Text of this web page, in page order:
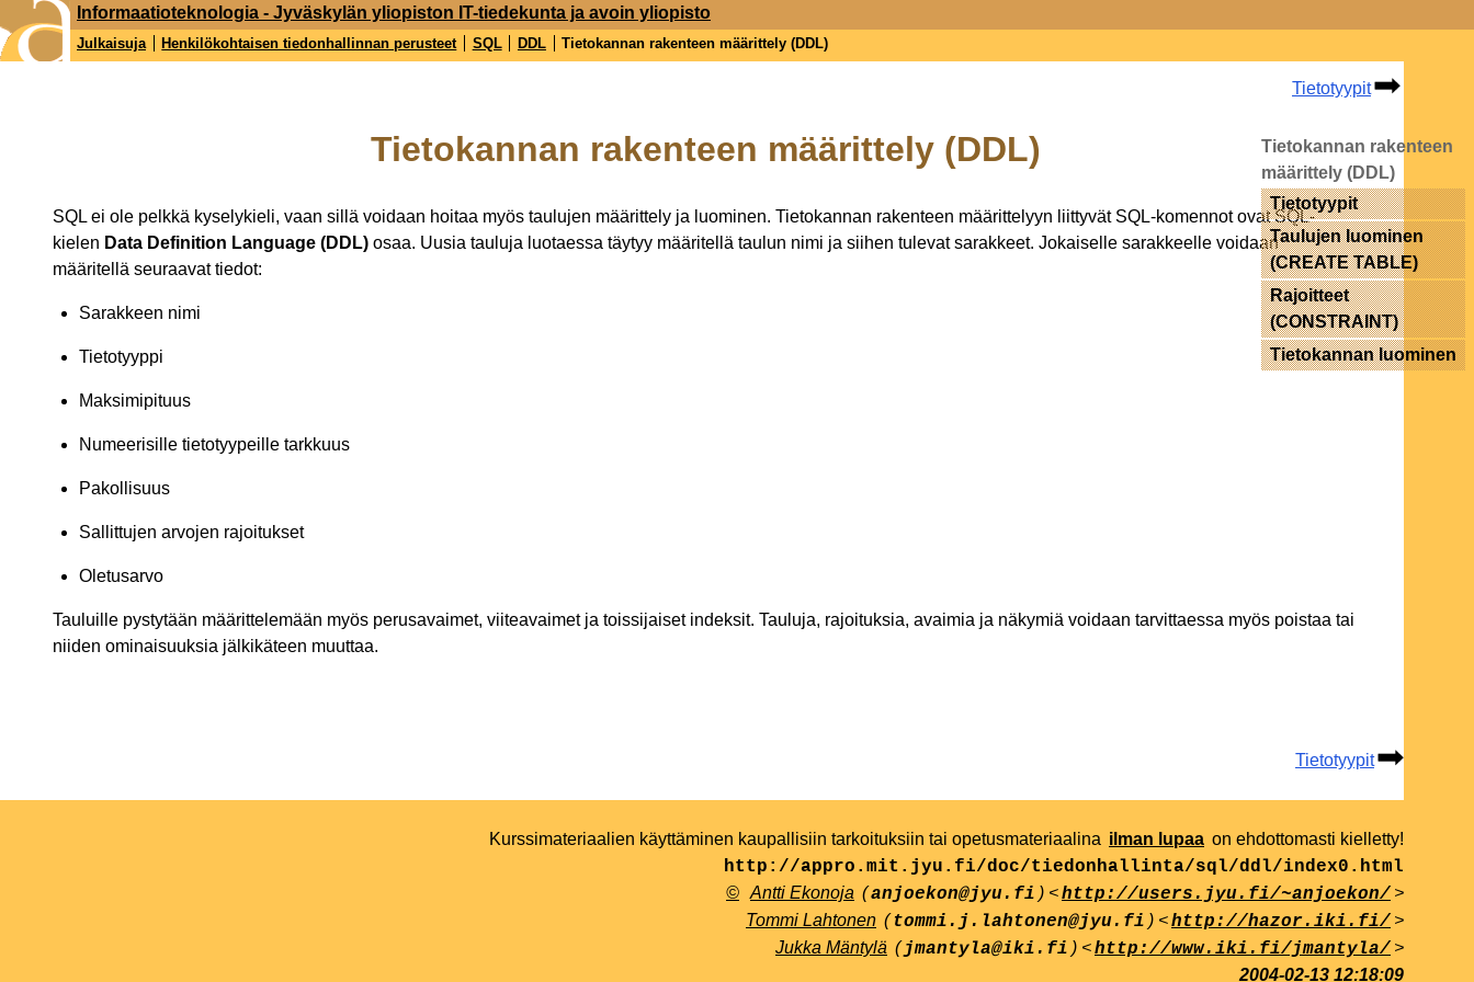
Tietokannan rakenteen määrittely (DDL)
SQL ei ole pelkkä kyselykieli, vaan sillä voidaan hoitaa myös taulujen määrittely ja luominen. Tietokannan rakenteen määrittelyyn liittyvät SQL-komennot ovat SQL-
kielen Data Definition Language (DDL) osaa. Uusia tauluja luotaessa täytyy määritellä taulun nimi ja siihen tulevat sarakkeet. Jokaiselle sarakkeelle voidaan
määritellä seuraavat tiedot:
Sarakkeen nimi
Tietotyyppi
Maksimipituus
Numeerisille tietotyypeille tarkkuus
Pakollisuus
Sallittujen arvojen rajoitukset
Oletusarvo
Tauluille pystytään määrittelemään myös perusavaimet, viiteavaimet ja toissijaiset indeksit. Tauluja, rajoituksia, avaimia ja näkymiä voidaan tarvittaessa myös poistaa tai
niiden ominaisuuksia jälkikäteen muuttaa.
Tietotyypit
Tietokannan rakenteen
määrittely (DDL)
Tietotyypit
Taulujen luominen
(CREATE TABLE)
Rajoitteet
(CONSTRAINT)
Tietokannan luominen
Tietotyypit
Kurssimateriaalien käyttäminen kaupallisiin tarkoituksiin tai opetusmateriaalina ilman lupaa on ehdottomasti kielletty!
http://appro.mit.jyu.fi/doc/tiedonhallinta/sql/ddl/index0.html
© Antti Ekonoja (anjoekon@jyu.fi ) <http://users.jyu.fi/~anjoekon/ >
Tommi Lahtonen ( tommi.j.lahtonen@jyu.fi ) <http://hazor.iki.fi/ >
Jukka Mäntylä ( jmantyla@iki.fi ) <http://www.iki.fi/jmantyla/ >
2004-02-13 12:18:09
Informaatioteknologia - Jyväskylän yliopiston IT-tiedekunta ja avoin yliopisto
Julkaisuja Henkilökohtaisen tiedonhallinnan perusteet SQL DDL Tietokannan rakenteen määrittely (DDL)